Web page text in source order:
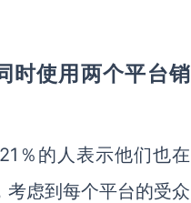
时使用两个平台销
21％的人表示他们也在
虑到每个平台的受众